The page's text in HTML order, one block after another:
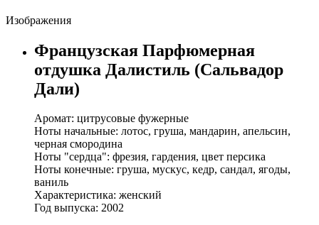
Изображения
Французская Парфюмерная
отдушка Далистиль (Сальвадор
Дали)
Аромат: цитрусовые фужерные
Ноты начальные: лотос, груша, мандарин, апельсин,
черная смородина
Ноты "сердца": фрезия, гардения, цвет персика
Ноты конечные: груша, мускус, кедр, сандал, ягоды,
ваниль
Характеристика: женский
Год выпуска: 2002